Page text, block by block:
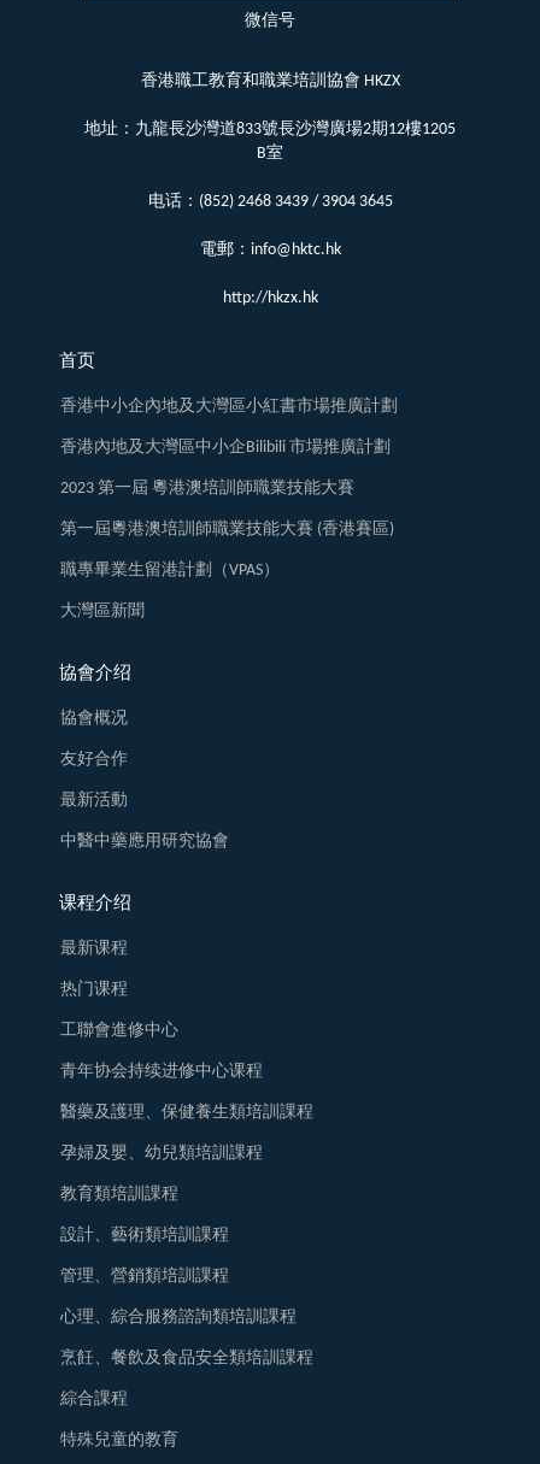
微信号
香港職工教育和職業培訓協會 HKZX
地址：九龍長沙灣道833號長沙灣廣場2期12樓1205
B室
电话：(852) 2468 3439 / 3904 3645
電郵：info@hktc.hk
http://hkzx.hk
首页
香港中小企內地及大灣區小紅書市場推廣計劃
香港內地及大灣區中小企Bilibili 市場推廣計劃
2023 第一屆 粵港澳培訓師職業技能大賽
第一屆粵港澳培訓師職業技能大賽 (香港賽區)
職專畢業生留港計劃（VPAS）
大灣區新聞
協會介绍
協會概况
友好合作
最新活動
中醫中藥應用研究協會
课程介绍
最新课程
热门课程
工聯會進修中心
青年协会持续进修中心课程
醫藥及護理、保健養生類培訓課程
孕婦及嬰、幼兒類培訓課程
教育類培訓課程
設計、藝術類培訓課程
管理、營銷類培訓課程
心理、綜合服務諮詢類培訓課程
烹飪、餐飲及食品安全類培訓課程
綜合課程
特殊兒童的教育